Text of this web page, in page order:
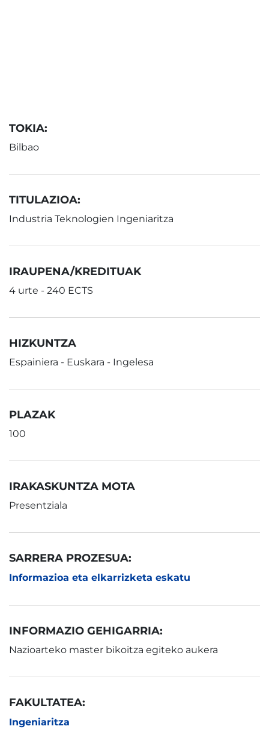
TOKIA:
Bilbao
TITULAZIOA:
Industria Teknologien Ingeniaritza
IRAUPENA/KREDITUAK
4 urte - 240 ECTS
HIZKUNTZA
Espainiera - Euskara - Ingelesa
PLAZAK
100
IRAKASKUNTZA MOTA
Presentziala
SARRERA PROZESUA:
Informazioa eta elkarrizketa eskatu
INFORMAZIO GEHIGARRIA:
Nazioarteko master bikoitza egiteko aukera
FAKULTATEA:
Ingeniaritza